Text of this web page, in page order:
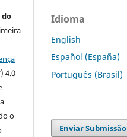
do
4.0
o
Idioma
English
Español (España)
Português (Brasil)
Enviar Submissão